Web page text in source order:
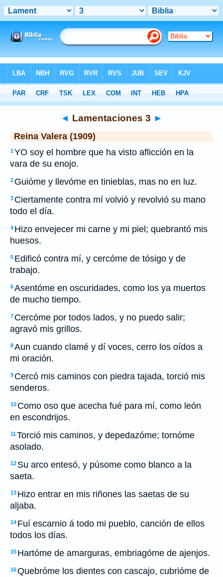
>RVR 1909 > Lamentaciones 3
◄ Lamentaciones 3 ►
Reina Valera (1909)
1YO soy el hombre que ha visto aflicción en la
vara de su enojo.
2 Guióme y llevóme en tinieblas, mas no en luz.
3 Ciertamente contra mí volvió y revolvió su mano
todo el día.
4 Hizo envejecer mi carne y mi piel; quebrantó mis
huesos.
5 Edificó contra mí, y cercóme de tósigo y de
trabajo.
6Asentóme en oscuridades, como los ya muertos
de mucho tiempo.
7 Cercóme por todos lados, y no puedo salir;
agravó mis grillos.
8Aun cuando clamé y dí voces, cerro los oídos a
mi oración.
9 Cercó mis caminos con piedra tajada, torció mis
senderos.
10 Como oso que acecha fué para mí, como león
en escondrijos.
11Torció mis caminos, y depedazóme; tornóme
asolado.
12 Su arco entesó, y púsome como blanco a la
saeta.
13 Hizo entrar en mis riñones las saetas de su
aljaba.
14 Fuí escarnio á todo mi pueblo, canción de ellos
todos los días.
15 Hartóme de amarguras, embriagóme de ajenjos.
16Quebróme los dientes con cascajo, cubrióme de